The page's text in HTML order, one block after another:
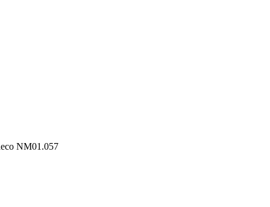
NM01.057